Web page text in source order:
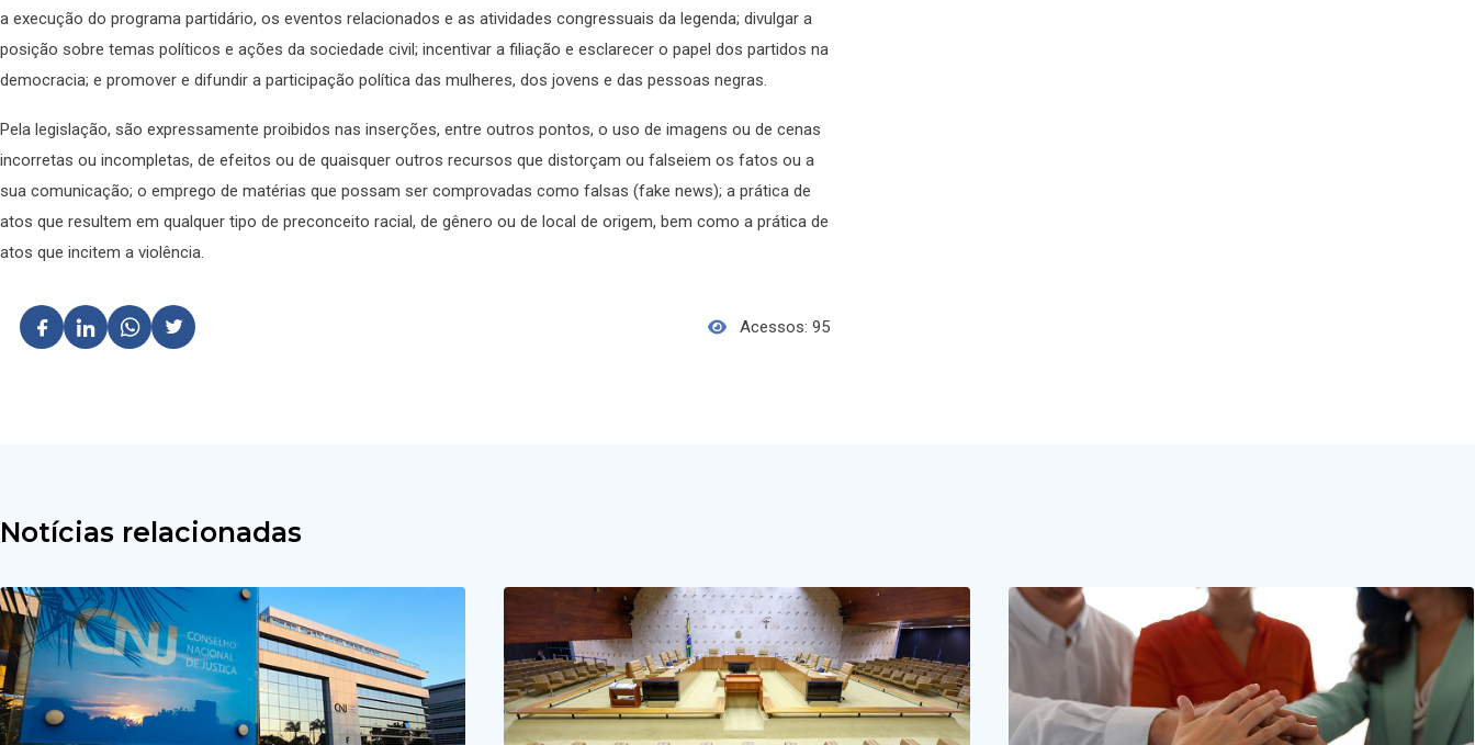
a execução do programa partidário, os eventos relacionados e as atividades congressuais da legenda; divulgar a
posição sobre temas políticos e ações da sociedade civil; incentivar a filiação e esclarecer o papel dos partidos na
democracia; e promover e difundir a participação política das mulheres, dos jovens e das pessoas negras.
Pela legislação, são expressamente proibidos nas inserções, entre outros pontos, o uso de imagens ou de cenas
incorretas ou incompletas, de efeitos ou de quaisquer outros recursos que distorçam ou falseiem os fatos ou a
sua comunicação; o emprego de matérias que possam ser comprovadas como falsas (fake news); a prática de
atos que resultem em qualquer tipo de preconceito racial, de gênero ou de local de origem, bem como a prática de
atos que incitem a violência.
Acessos: 95
Notícias relacionadas